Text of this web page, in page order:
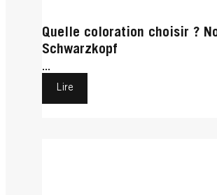
Quelle coloration choisir ?
Schwarzkopf
...
Lire